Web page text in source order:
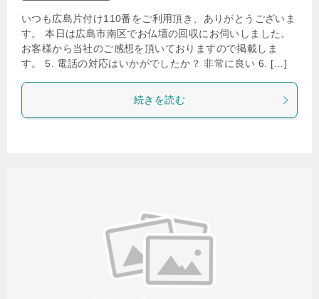
いつも広島片付け110番をご利用頂き、ありがとうございま
す。 本日は広島市南区でお仏壇の回収にお伺いしました。
お客様から当社のご感想を頂いておりますので掲載しま
す。 5. 電話の対応はいかがでしたか？ 非常に良い 6. […]
続きを読む